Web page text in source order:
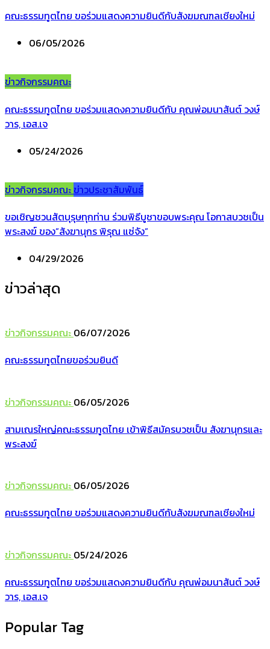
คณะธรรมทูตไทย ขอร่วมแสดงความยินดีกับสังฆมณฑลเชียงใหม่
06/05/2026
ข่าวกิจกรรมคณะ
คณะธรรมทูตไทย ขอร่วมแสดงความยินดีกับ คุณพ่อมนาสันต์ วงษ์
วาร, เอส.เจ
05/24/2026
ข่าวกิจกรรมคณะ ข่าวประชาสัมพันธ์
ขอเชิญชวนสัตบุรุษทุกท่าน ร่วมพิธีบูชาขอบพระคุณ โอกาสบวชเป็น
พระสงฆ์ ของ”สังฆานุกร พิรุณ แซ่จัง”
04/29/2026
ข่าวล่าสุด
ข่าวกิจกรรมคณะ 06/07/2026
คณะธรรมทูตไทยขอร่วมยินดี
ข่าวกิจกรรมคณะ 06/05/2026
สามเณรใหญ่คณะธรรมทูตไทย เข้าพิธีสมัครบวชเป็น สังฆานุกรและ
พระสงฆ์
ข่าวกิจกรรมคณะ 06/05/2026
คณะธรรมทูตไทย ขอร่วมแสดงความยินดีกับสังฆมณฑลเชียงใหม่
ข่าวกิจกรรมคณะ 05/24/2026
คณะธรรมทูตไทย ขอร่วมแสดงความยินดีกับ คุณพ่อมนาสันต์ วงษ์
วาร, เอส.เจ
Popular Tag